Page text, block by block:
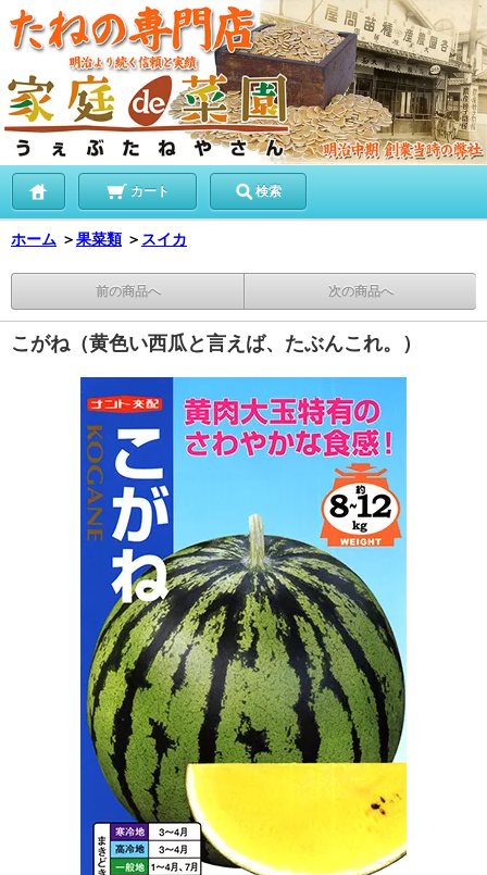
カート 検索
ホーム ＞果菜類 ＞ スイカ
前の商品へ 次の商品へ
こがね（黄色い西瓜と言えば、たぶんこれ。）